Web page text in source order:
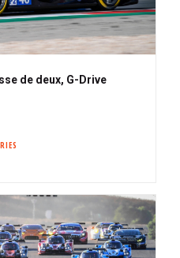
de deux, G-Drive